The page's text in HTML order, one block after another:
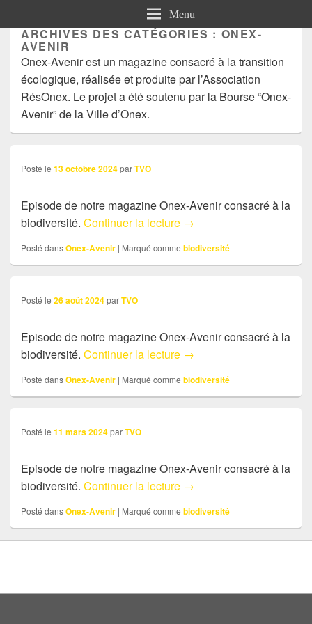
Menu
ARCHIVES DES CATÉGORIES : ONEX-
AVENIR
Onex-Avenir est un magazine consacré à la transition
écologique, réalisée et produite par l’Association
RésOnex. Le projet a été soutenu par la Bourse “Onex-
Avenir” de la Ville d’Onex.
Posté le 13 octobre 2024parTVO
Episode de notre magazine Onex-Avenir consacré à la
biodiversité. Continuer la lecture demain Onex – énergie
→
Posté dansOnex-Avenir | Marqué comme biodiversité
Posté le 26 août 2024parTVO
Episode de notre magazine Onex-Avenir consacré à la
biodiversité. Continuer la lecture demain Onex – mobilité
→
Posté dansOnex-Avenir | Marqué comme biodiversité
Posté le 11 mars 2024parTVO
Episode de notre magazine Onex-Avenir consacré à la
biodiversité. Continuer la lecture demain Onex –
→
Posté dansOnex-Avenir | Marqué comme biodiversité